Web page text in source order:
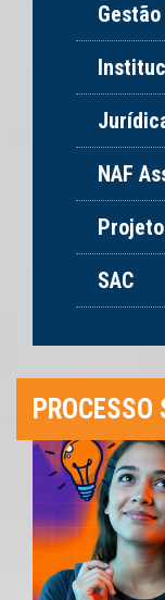
Gestão
NAF
SAC